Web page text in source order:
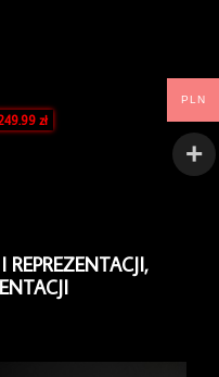
zł
,
PLN